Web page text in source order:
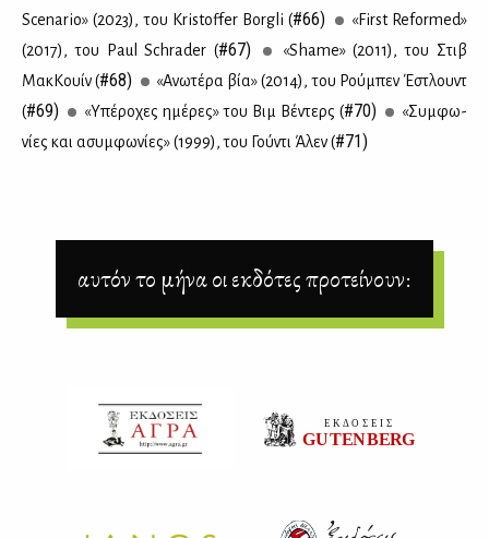
Scenario» (2023), του Kristoffer Borgli (#66)
«First Reformed»
(2017), του Paul Schrader (#67)
«Shame» (2011), του Στιβ
Μακ­Κουίν (#68)
«Ανω­τέ­ρα βία» (2014), του Ρού­μπεν Έστλουντ
(#69) «Υπέ­ρο­χες ημέ­ρες» του Βιμ Βέ­ντερς (#70)
«Συμ­φω­
νί­ες και ασυμ­φω­νί­ες» (1999), του Γού­ντι Άλεν (#71)
αυτόν το μήνα οι εκδότες προτείνουν: